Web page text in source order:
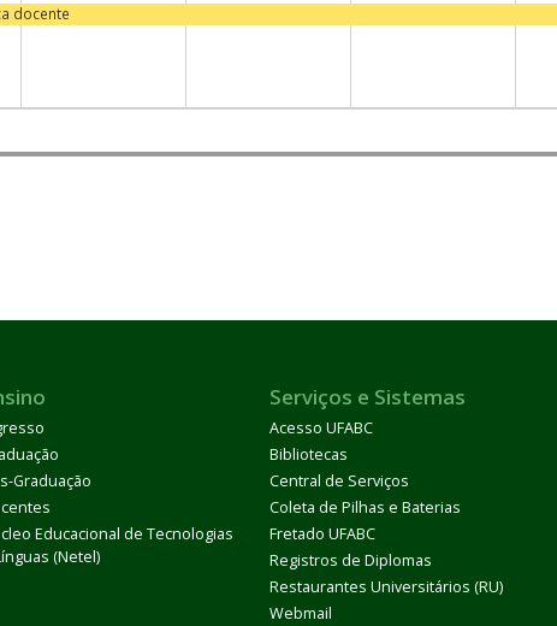
docente
Graduação
Educacional de Tecnologias
(Netel)
Serviços e Sistemas
Acesso UFABC
Bibliotecas
Central de Serviços
Coleta de Pilhas e Baterias
Fretado UFABC
Registros de Diplomas
Restaurantes Universitários (RU)
Webmail